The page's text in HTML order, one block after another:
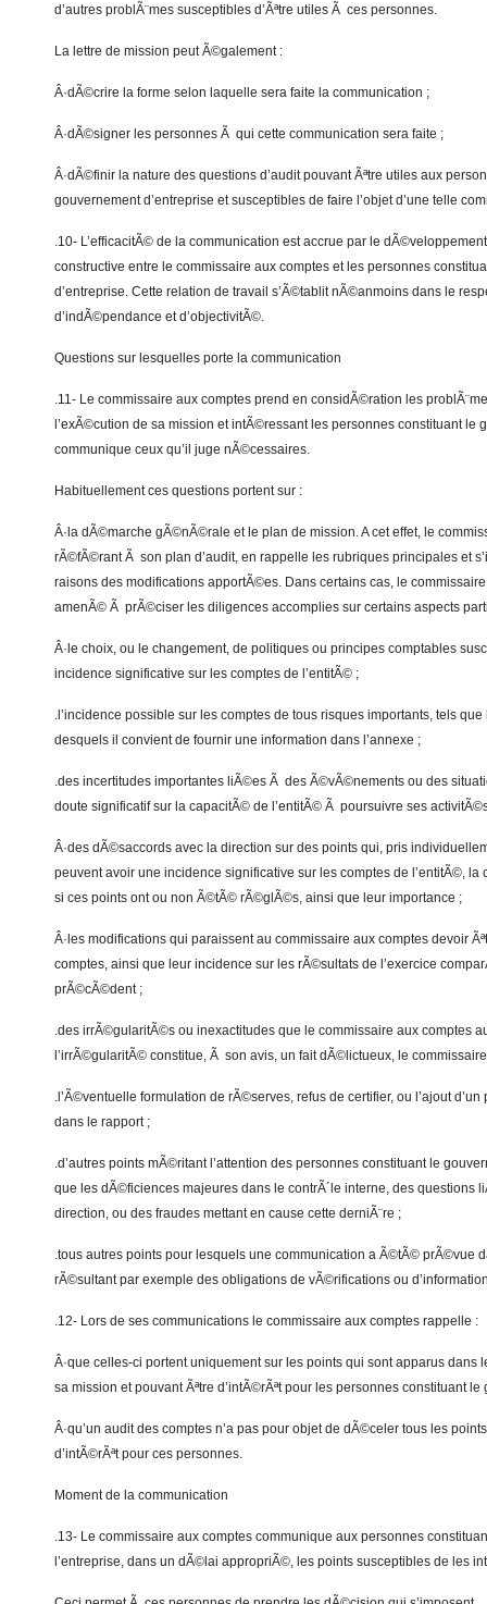
d’autres problÃ¨mes susceptibles d’Ãªtre utiles Ã ces personnes.
La lettre de mission peut Ã©galement :
Â·dÃ©crire la forme selon laquelle sera faite la communication ;
Â·dÃ©signer les personnes Ã qui cette communication sera faite ;
Â·dÃ©finir la nature des questions d’audit pouvant Ãªtre utiles aux
gouvernement d’entreprise et susceptibles de faire l’objet d’une telle
.10- L’efficacitÃ© de la communication est accrue par le
constructive entre le commissaire aux comptes et les personnes
d’entreprise. Cette relation de travail s’Ã©tablit nÃ©anmoins dans le
d’indÃ©pendance et d’objectivitÃ©.
Questions sur lesquelles porte la communication
.11- Le commissaire aux comptes prend en considÃ©ration les
l’exÃ©cution de sa mission et intÃ©ressant les personnes constituant le
communique ceux qu’il juge nÃ©cessaires.
Habituellement ces questions portent sur :
Â·la dÃ©marche gÃ©nÃ©rale et le plan de mission. A cet effet, le
rÃ©fÃ©rant Ã son plan d’audit, en rappelle les rubriques principales et
raisons des modifications apportÃ©es. Dans certains cas, le
amenÃ© Ã prÃ©ciser les diligences accomplies sur certains aspects
Â·le choix, ou le changement, de politiques ou principes comptables
incidence significative sur les comptes de l’entitÃ© ;
.l’incidence possible sur les comptes de tous risques importants, tels
desquels il convient de fournir une information dans l’annexe ;
.des incertitudes importantes liÃ©es Ã des Ã©vÃ©nements ou des
doute significatif sur la capacitÃ© de l’entitÃ© Ã poursuivre ses
Â·des dÃ©saccords avec la direction sur des points qui, pris
peuvent avoir une incidence significative sur les comptes de l’entitÃ©,
si ces points ont ou non Ã©tÃ© rÃ©glÃ©s, ainsi que leur importance ;
Â·les modifications qui paraissent au commissaire aux comptes devoir
comptes, ainsi que leur incidence sur les rÃ©sultats de l’exercice
prÃ©cÃ©dent ;
.des irrÃ©gularitÃ©s ou inexactitudes que le commissaire aux comptes
l’irrÃ©gularitÃ© constitue, Ã son avis, un fait dÃ©lictueux, le
.l’Ã©ventuelle formulation de rÃ©serves, refus de certifier, ou l’ajout
dans le rapport ;
.d’autres points mÃ©ritant l’attention des personnes constituant le
que les dÃ©ficiences majeures dans le contrÃ´le interne, des
direction, ou des fraudes mettant en cause cette derniÃ¨re ;
.tous autres points pour lesquels une communication a Ã©tÃ© prÃ©vue
rÃ©sultant par exemple des obligations de vÃ©rifications ou
.12- Lors de ses communications le commissaire aux comptes rappelle :
Â·que celles-ci portent uniquement sur les points qui sont apparus dans
sa mission et pouvant Ãªtre d’intÃ©rÃªt pour les personnes constituant le
Â·qu’un audit des comptes n’a pas pour objet de dÃ©celer tous les
d’intÃ©rÃªt pour ces personnes.
Moment de la communication
.13- Le commissaire aux comptes communique aux personnes
l’entreprise, dans un dÃ©lai appropriÃ©, les points susceptibles de les